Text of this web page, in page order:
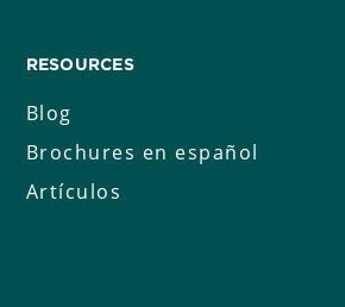
RESOURCES
Blog
Brochures en español
Artículos